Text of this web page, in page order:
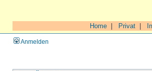
Home Privat
Anmelden